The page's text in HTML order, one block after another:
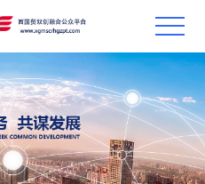
首页
政策
科技